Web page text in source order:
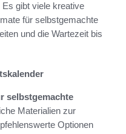
gibt viele kreative
für selbstgemachte
und die Wartezeit bis
selbstgemachte
Materialien zur
Optionen